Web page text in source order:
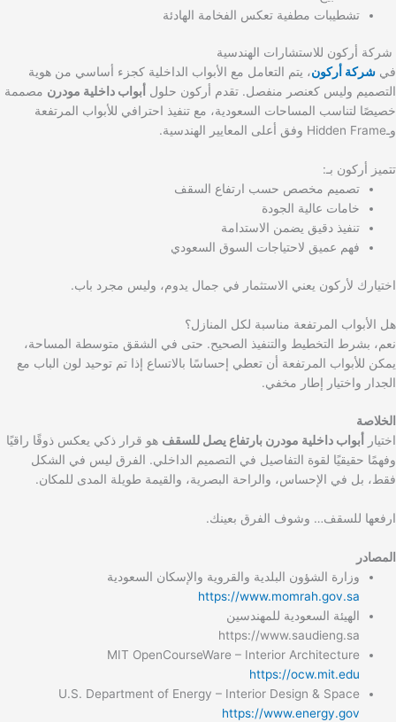
تشطيبات مطفية تعكس الفخامة الهادئة
شركة أركون للاستشارات الهندسية
في شركة أركون، يتم التعامل مع الأبواب الداخلية كجزء أساسي من هوية
التصميم وليس كعنصر منفصل. تقدم أركون حلول أبواب داخلية مودرن مصممة
خصيصًا لتناسب المساحات السعودية، مع تنفيذ احترافي للأبواب المرتفعة
وـHidden Frame وفق أعلى المعايير الهندسية.
تتميز أركون بـ:
تصميم مخصص حسب ارتفاع السقف
خامات عالية الجودة
تنفيذ دقيق يضمن الاستدامة
فهم عميق لاحتياجات السوق السعودي
اختيارك لأركون يعني الاستثمار في جمال يدوم، وليس مجرد باب.
هل الأبواب المرتفعة مناسبة لكل المنازل؟
نعم، بشرط التخطيط والتنفيذ الصحيح. حتى في الشقق متوسطة المساحة،
يمكن للأبواب المرتفعة أن تعطي إحساسًا بالاتساع إذا تم توحيد لون الباب مع
الجدار واختيار إطار مخفي.
الخلاصة
اختيار
أبواب داخلية مودرن بارتفاع يصل للسقف هو قرار ذكي يعكس ذوقًا راقيًا
وفهمًا حقيقيًا لقوة التفاصيل في التصميم الداخلي. الفرق ليس في الشكل
فقط، بل في الإحساس، والراحة البصرية، والقيمة طويلة المدى للمكان.
ارفعها للسقف… وشوف الفرق بعينك.
المصادر
وزارة الشؤون البلدية والقروية والإسكان السعودية
https://www.momrah.gov.sa
الهيئة السعودية للمهندسين
https://www.saudieng.sa
MIT OpenCourseWare – Interior Architecture
https://ocw.mit.edu
U.S. Department of Energy – Interior Design & Space
https://www.energy.gov